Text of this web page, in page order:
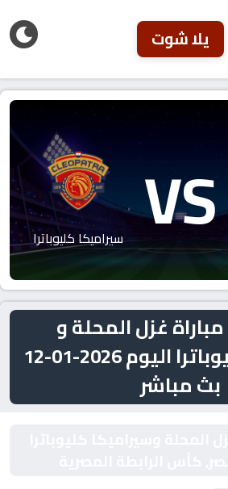
يلا شوت
VS سيراميكا كليوباترا
غزل المحلة و
سيراميكا كليوباترا اليوم 2026-01-12
بث مباشر